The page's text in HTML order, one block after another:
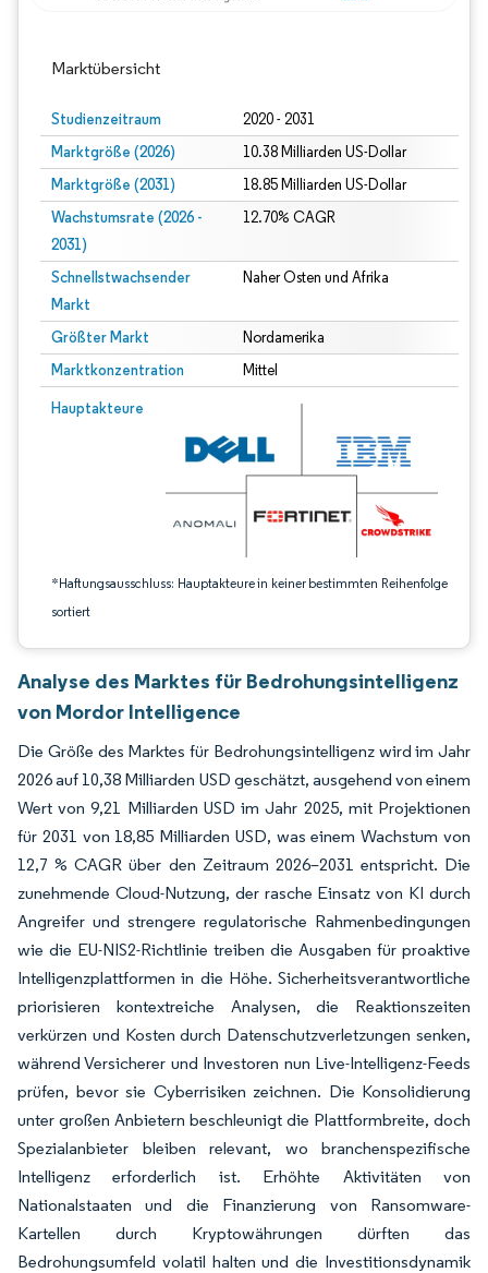
Marktübersicht
Studienzeitraum 2020 - 2031
Marktgröße (2026) 10.38 Milliarden US-Dollar
Marktgröße (2031) 18.85 Milliarden US-Dollar
Wachstumsrate (2026 -
2031)
12.70% CAGR
Schnellstwachsender
Markt
Naher Osten und Afrika
Größter Markt Nordamerika
Marktkonzentration Mittel
Hauptakteure
*Haftungsausschluss: Hauptakteure in keiner bestimmten Reihenfolge
sortiert
Bild © Mordor Intelligence. Wiederverwendung erfordert Namensnennung
Analyse des Marktes für Bedrohungsintelligenz
von Mordor Intelligence
Die Größe des Marktes für Bedrohungsintelligenz wird im Jahr
2026 auf 10,38 Milliarden USD geschätzt, ausgehend von einem
Wert von 9,21 Milliarden USD im Jahr 2025, mit Projektionen
für 2031 von 18,85 Milliarden USD, was einem Wachstum von
12,7 % CAGR über den Zeitraum 2026–2031 entspricht. Die
zunehmende Cloud-Nutzung, der rasche Einsatz von KI durch
Angreifer und strengere regulatorische Rahmenbedingungen
wie die EU-NIS2-Richtlinie treiben die Ausgaben für proaktive
Intelligenzplattformen in die Höhe. Sicherheitsverantwortliche
priorisieren kontextreiche Analysen, die Reaktionszeiten
verkürzen und Kosten durch Datenschutzverletzungen senken,
während Versicherer und Investoren nun Live-Intelligenz-Feeds
prüfen, bevor sie Cyberrisiken zeichnen. Die Konsolidierung
unter großen Anbietern beschleunigt die Plattformbreite, doch
Spezialanbieter bleiben relevant, wo branchenspezifische
Intelligenz erforderlich ist. Erhöhte Aktivitäten von
Nationalstaaten und die Finanzierung von Ransomware-
Kartellen durch Kryptowährungen dürften das
Bedrohungsumfeld volatil halten und die Investitionsdynamik